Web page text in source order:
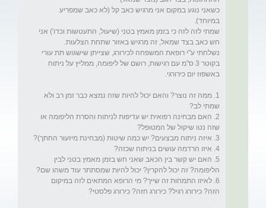
כשאני נוגע במקום אני מרגיש כאב קל (לא כאב שמפריע
שמתי לזה לזה כי בזמן מאמץ בטני (שיעול, התעטשות וכדו') אני
נשלחתי ע"י רופאת המשפחה לכירורג, שצייתן שישגוש תת עורי
בקוטר 3 ס"מ עם רגישות, רושם של ליפומה, ממליץ על ניתוח
1. ממה זה נוצר? והאם יכול להיות שזה נמצא כבר זמן רב ולא
2. האם מבחינה רפואית יש עדיפות לניתוח והסרת הליפומה או
5. האם יש קשר בין הכאב שאני חש בזמן מאמץ בטני לבין
6. לאיזו התמחות זה שייך? מי הרופא המתאים לזה במיקום